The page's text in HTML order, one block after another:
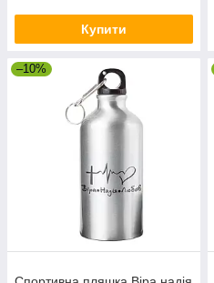
Купити
–10%